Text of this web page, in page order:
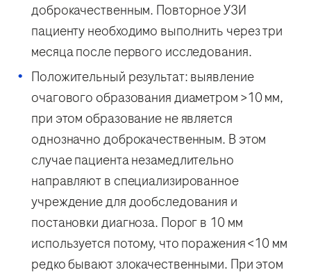
доброкачественным. Повторное УЗИ
пациенту необходимо выполнить через три
месяца после первого исследования.
Положительный результат: выявление
очагового образования диаметром >10 мм,
при этом образование не является
однозначно доброкачественным. В этом
случае пациента незамедлительно
направляют в специализированное
учреждение для дообследования и
постановки диагноза. Порог в 10 мм
используется потому, что поражения <10 мм
редко бывают злокачественными. При этом